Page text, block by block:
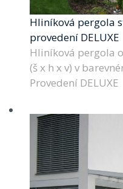
Hliníková pergola
provedení DELUXE
Hliníková pergola
(š x h x v) v
Provedení DELUXE